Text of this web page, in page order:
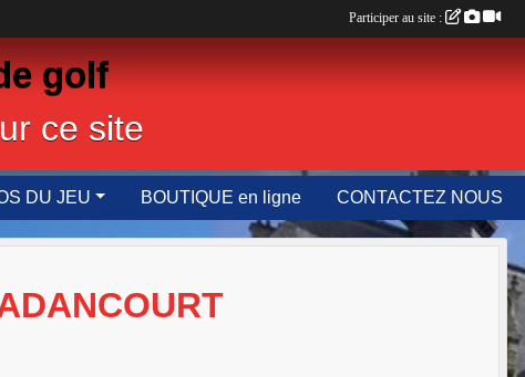
golf
ce site
DU JEU BOUTIQUE en ligne CONTACTEZ NOUS
Participer au site :